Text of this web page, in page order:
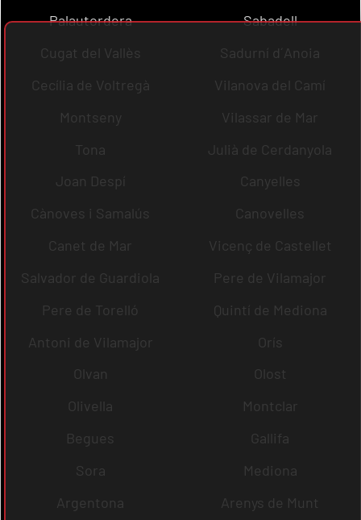
Palautordera
Sabadell
Cugat del Vallès
Sadurní d´Anoia
Cecília de Voltregà
Vilanova del Camí
Montseny
Vilassar de Mar
Tona
Julià de Cerdanyola
Joan Despí
Canyelles
Cànoves i Samalús
Canovelles
Canet de Mar
Vicenç de Castellet
Salvador de Guardiola
Pere de Vilamajor
Pere de Torelló
Quintí de Mediona
Antoni de Vilamajor
Orís
Olvan
Olost
Olivella
Montclar
Begues
Gallifa
Sora
Mediona
Argentona
Arenys de Munt